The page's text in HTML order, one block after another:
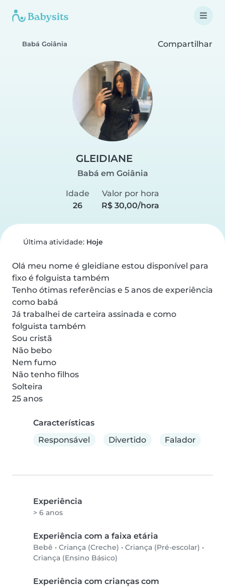
Babá Goiânia Compartilhar
GLEIDIANE
Babá em Goiânia
Idade
26
Valor por hora
R$ 30,00/hora
Última atividade: Hoje
Olá meu nome é gleidiane estou disponível para
fixo é folguista também
Tenho ótimas referências e 5 anos de experiência
como babá
Já trabalhei de carteira assinada e como
folguista também
Sou cristã
Não bebo
Nem fumo
Não tenho filhos
Solteira
25 anos
Características
Responsável
Divertido Falador
Experiência
> 6 anos
Experiência com a faixa etária
Bebê • Criança (Creche) • Criança (Pré-escolar) •
Criança (Ensino Básico)
Experiência com crianças com